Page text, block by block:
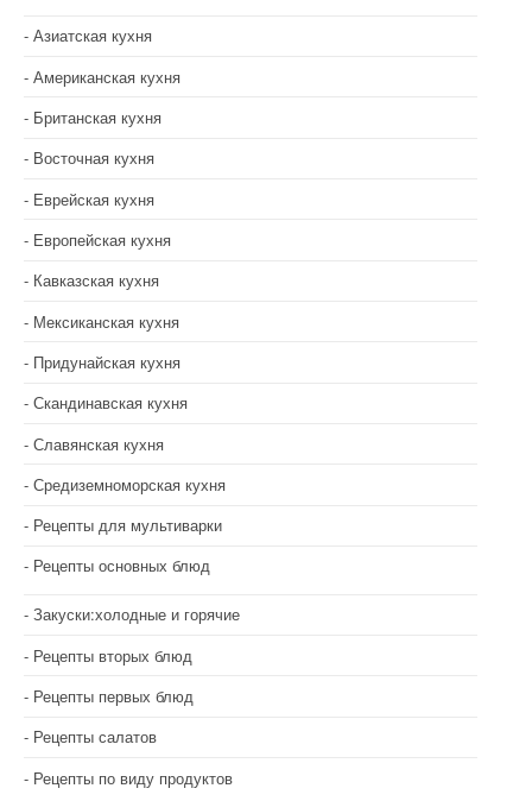
Азиатская кухня
Американская кухня
Британская кухня
Восточная кухня
Еврейская кухня
Европейская кухня
Кавказская кухня
Мексиканская кухня
Придунайская кухня
Скандинавская кухня
Славянская кухня
Средиземноморская кухня
Рецепты для мультиварки
Рецепты основных блюд
Закуски:холодные и горячие
Рецепты вторых блюд
Рецепты первых блюд
Рецепты салатов
Рецепты по виду продуктов